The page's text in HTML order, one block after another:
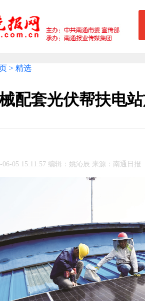
> 精选
配套光伏帮扶电
06-05 15:11:57 编辑：姚沁辰 来源：南通日报